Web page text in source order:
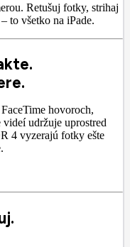
Retušuj fotky, strihaj
to všetko na iPade.
hovoroch,
udržuje uprostred
4 vyzerajú fotky ešte